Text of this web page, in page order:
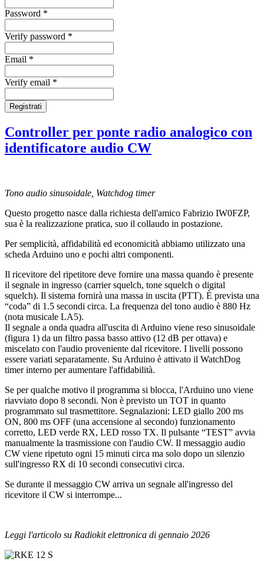
Password *
Verify password *
Email *
Verify email *
Registrati
Controller per ponte radio analogico con
identificatore audio CW
Tono audio sinusoidale, Watchdog timer
Questo progetto nasce dalla richiesta dell'amico Fabrizio IW0FZP,
sua è la realizzazione pratica, suo il collaudo in postazione.
Per semplicità, affidabilità ed economicità abbiamo utilizzato una
scheda Arduino uno e pochi altri componenti.
Il ricevitore del ripetitore deve fornire una massa quando è presente
il segnale in ingresso (carrier squelch, tone squelch o digital
squelch). Il sistema fornirà una massa in uscita (PTT). È prevista una
“coda” di 1.5 secondi circa. La frequenza del tono audio è 880 Hz
(nota musicale LA5).
Il segnale a onda quadra all'uscita di Arduino viene reso sinusoidale
(figura 1) da un filtro passa basso attivo (12 dB per ottava) e
miscelato con l'audio proveniente dal ricevitore. I livelli possono
essere variati separatamente. Su Arduino è attivato il WatchDog
timer interno per aumentare l'affidabilità.
Se per qualche motivo il programma si blocca, l'Arduino uno viene
riavviato dopo 8 secondi. Non è previsto un TOT in quanto
programmato sul trasmettitore. Segnalazioni: LED giallo 200 ms
ON, 800 ms OFF (una accensione al secondo) funzionamento
corretto, LED verde RX, LED rosso TX. Il pulsante “TEST” avvia
manualmente la trasmissione con l'audio CW. Il messaggio audio
CW viene ripetuto ogni 15 minuti circa ma solo dopo un silenzio
sull'ingresso RX di 10 secondi consecutivi circa.
Se durante il messaggio CW arriva un segnale all'ingresso del
ricevitore il CW si interrompe...
Leggi l'articolo su Radiokit elettronica di gennaio 2026